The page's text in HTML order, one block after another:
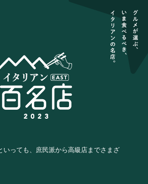
いっても、庶民派から高級店までさまざ